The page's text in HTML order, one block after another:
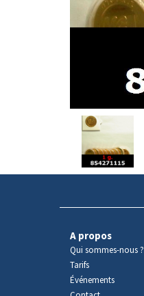
Avers
A propos
Qui sommes-nous ?
Tarifs
Événements